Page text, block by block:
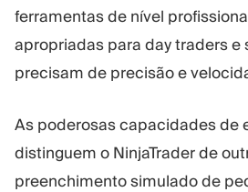
ferramentas de nível
apropriadas para day traders e
precisam de precisão e
As poderosas capacidades de
distinguem o NinjaTrader de
preenchimento simulado de